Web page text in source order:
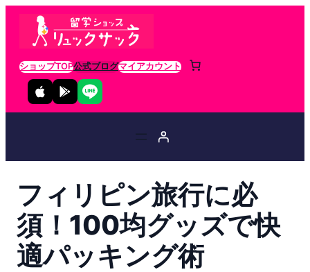
ショップTOP公式ブログマイアカウント
フィリピン旅行に必
須！100均グッズで快
適パッキング術